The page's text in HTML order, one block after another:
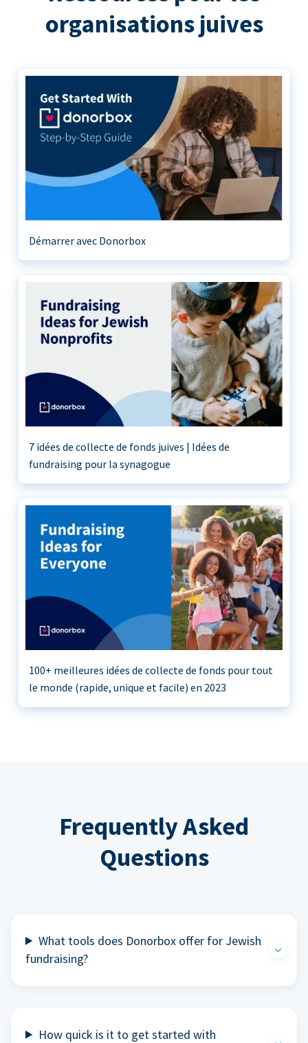
organisations juives
Démarrer avec Donorbox
7 idées de collecte de fonds juives | Idées de
fundraising pour la synagogue
100+ meilleures idées de collecte de fonds pour tout
le monde (rapide, unique et facile) en 2023
Frequently Asked
Questions
What tools does Donorbox offer for Jewish
fundraising?
How quick is it to get started with